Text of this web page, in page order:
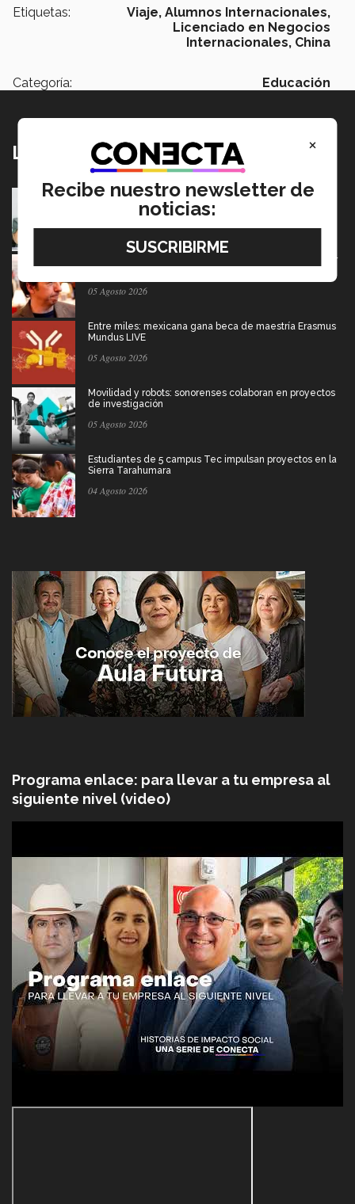
Etiquetas: Viaje, Alumnos Internacionales,
Licenciado en Negocios
Internacionales, China
Categoría: Educación
Lo más nuevo
Tec y UT Austin buscan "devolver la voz" a
hispanohablantes con afasia
El escritor que dice que la derrota también merece ser
05 Agosto 2026
Entre miles: mexicana gana beca de maestría Erasmus
Mundus LIVE
05 Agosto 2026
Movilidad y robots: sonorenses colaboran en proyectos
de investigación
05 Agosto 2026
Estudiantes de 5 campus Tec impulsan proyectos en la
Sierra Tarahumara
04 Agosto 2026
Programa enlace: para llevar a tu empresa al
siguiente nivel (video)
×
Recibe nuestro newsletter de
noticias: